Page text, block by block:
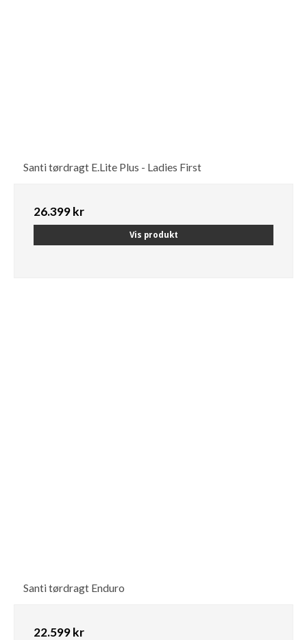
Santi tørdragt E.Lite Plus - Ladies First
26.399 kr
Vis produkt
Santi tørdragt Enduro
22.599 kr